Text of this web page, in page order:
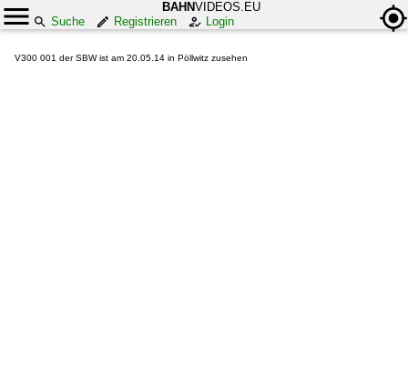
BAHNVIDEOS.EU
Suche
Registrieren Login
V300 001 der SBW ist am 20.05.14 in Pöllwitz zusehen